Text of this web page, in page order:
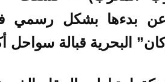
عن بدءها بشكل
البحرية قبالة سواحل